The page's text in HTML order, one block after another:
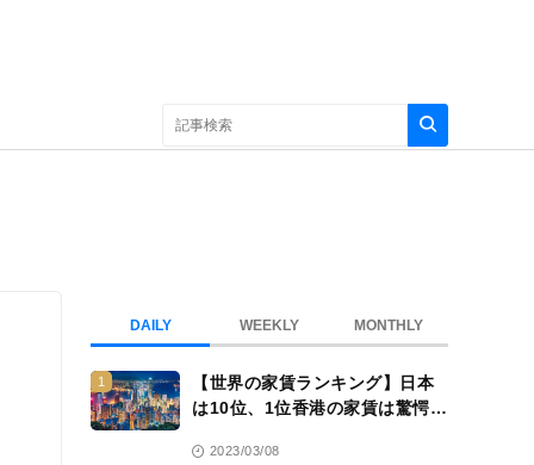
DAILY WEEKLY MONTHLY
1
【世界の家賃ランキング】日本
は10位、1位香港の家賃は驚愕
2023/03/08